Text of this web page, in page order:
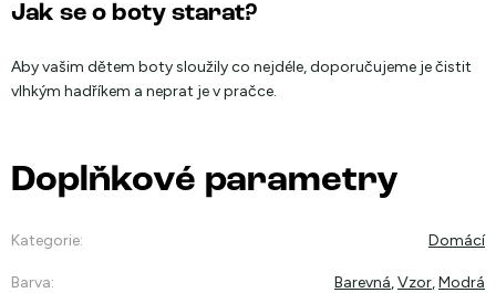
Jak se o boty starat?
Aby vašim dětem boty sloužily co nejdéle, doporučujeme je čistit
vlhkým hadříkem a neprat je v pračce.
Doplňkové parametry
Kategorie: Domácí
Barva: Barevná,Vzor,Modrá